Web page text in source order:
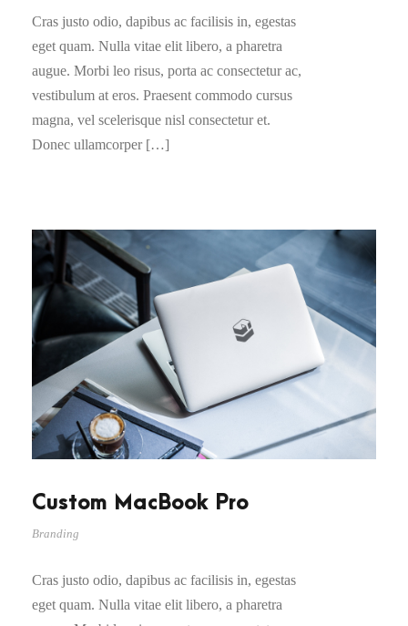
Cras justo odio, dapibus ac facilisis in, egestas
eget quam. Nulla vitae elit libero, a pharetra
augue. Morbi leo risus, porta ac consectetur ac,
vestibulum at eros. Praesent commodo cursus
magna, vel scelerisque nisl consectetur et.
Donec ullamcorper […]
Custom MacBook Pro
Branding
Cras justo odio, dapibus ac facilisis in, egestas
eget quam. Nulla vitae elit libero, a pharetra